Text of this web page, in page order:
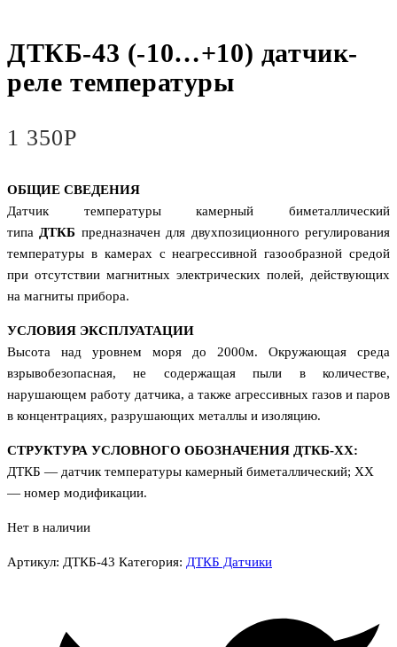
ДТКБ-43 (-10…+10) датчик-
реле температуры
1 350Р
ОБЩИЕ СВЕДЕНИЯ
Датчик температуры камерный биметаллический
типа ДТКБ предназначен для двухпозиционного регулирования
температуры в камерах с неагрессивной газообразной средой
при отсутствии магнитных электрических полей, действующих
на магниты прибора.
УСЛОВИЯ ЭКСПЛУАТАЦИИ
Высота над уровнем моря до 2000м. Окружающая среда
взрывобезопасная, не содержащая пыли в количестве,
нарушающем работу датчика, а также агрессивных газов и паров
в концентрациях, разрушающих металлы и изоляцию.
СТРУКТУРА УСЛОВНОГО ОБОЗНАЧЕНИЯ ДТКБ-ХХ:
ДТКБ — датчик температуры камерный биметаллический; ХХ
— номер модификации.
Нет в наличии
Артикул: ДТКБ-43 Категория: ДТКБ Датчики